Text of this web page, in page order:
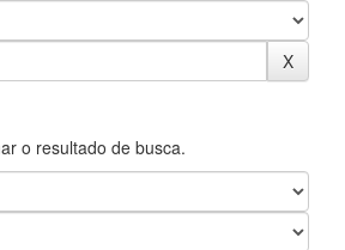
o resultado de busca.